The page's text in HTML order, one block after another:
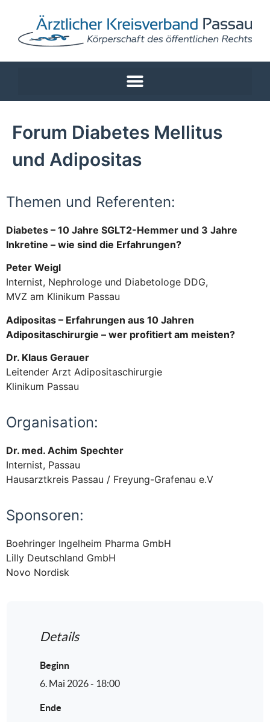
Forum Diabetes Mellitus
und Adipositas
Themen und Referenten:
Diabetes – 10 Jahre SGLT2-Hemmer und 3 Jahre
Inkretine – wie sind die Erfahrungen?
Peter Weigl
Internist, Nephrologe und Diabetologe DDG,
MVZ am Klinikum Passau
Adipositas – Erfahrungen aus 10 Jahren
Adipositaschirurgie – wer profitiert am meisten?
Dr. Klaus Gerauer
Leitender Arzt Adipositaschirurgie
Klinikum Passau
Organisation:
Dr. med. Achim Spechter
Internist, Passau
Hausarztkreis Passau / Freyung-Grafenau e.V
Sponsoren:
Boehringer Ingelheim Pharma GmbH
Lilly Deutschland GmbH
Novo Nordisk
Details
Beginn
6. Mai 2026 - 18:00
Ende